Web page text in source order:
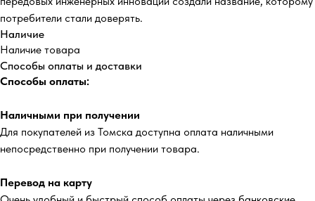
потребители стали доверять.
Наличие
Наличие товара
Способы оплаты и доставки
Способы оплаты:
Наличными при получении
Для покупателей из Томска доступна оплата наличными
непосредственно при получении товара.
Перевод на карту